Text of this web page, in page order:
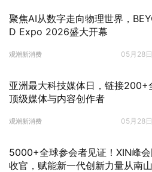
聚焦AI从数字走向物理世界，
D Expo 2026盛大开幕
观潮新消费 05月28
亚洲最大科技媒体日，链接200+
顶级媒体与内容创作者
观潮新消费 05月28
5000+全球参会者见证！XIN峰
收官，赋能新一代创新力量从南